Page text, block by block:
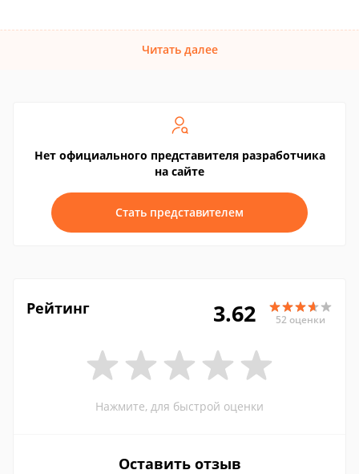
Читать далее
Нет официального представителя разработчика
на сайте
Стать представителем
Рейтинг 3.62 52 оценки
Нажмите, для быстрой оценки
Оставить отзыв